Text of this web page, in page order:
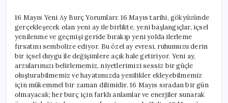
Yorumları:
Yeni
Başlangıçların
Zamanı
için
16 Mayıs Yeni Ay Burç Yorumları: 16 Mayıs tarihi, gökyüzünde
gerçekleşecek olan yeni ay ile birlikte, yeni başlangıçlar, içsel
yenilenme ve geçmişi geride bırakıp yeni yolda ilerleme
fırsatını sembolize ediyor. Bu özel ay evresi, ruhumuzu derin
bir içsel duygu ile değişimlere açık hale getiriyor. Yeni ay,
arzularımızı belirlememiz, niyetlerimizi sessiz bir güçle
oluşturabilmemiz ve hayatımızda yenilikler ekleyebilmemiz
için mükemmel bir zaman dilimidir. 16 Mayıs sıradan bir gün
olmayacak; her burç için farklı anlamlar ve enerjiler sunarak